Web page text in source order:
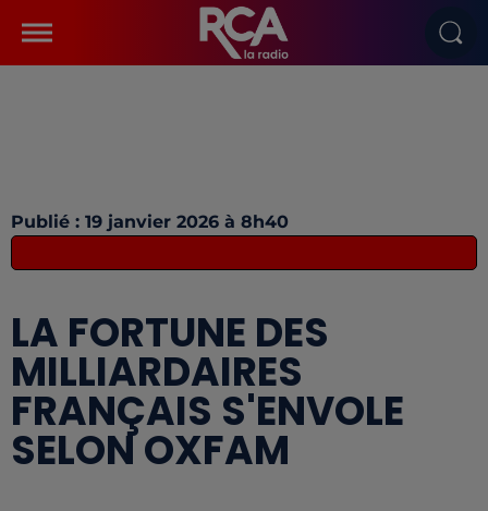
Publié : 19 janvier 2026 à 8h40
LA FORTUNE DES
MILLIARDAIRES
FRANÇAIS S'ENVOLE
SELON OXFAM